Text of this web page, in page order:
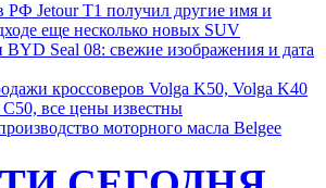
РФ Jetour T1 получил другие имя и
еще несколько новых SUV
BYD Seal 08: свежие изображения и дата
кроссоверов Volga K50, Volga K40
C50, все цены известны
моторного масла Belgee